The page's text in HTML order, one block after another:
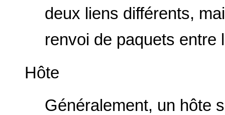
deux liens différents,
renvoi de paquets entre
Hôte
Généralement, un hôte